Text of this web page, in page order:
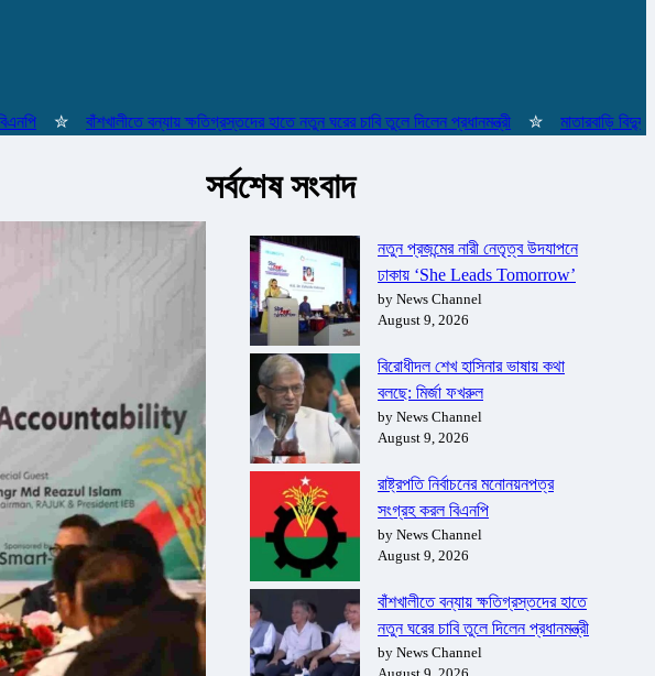
✮ বাঁশখালীতে বন্যায় ক্ষতিগ্রস্তদের হাতে নতুন ঘরের চাবি তুলে দিলেন প্রধানমন্ত্রী ✮ মাতারবাড়ি
সর্বশেষ সংবাদ
নতুন প্রজন্মের নারী নেতৃত্ব উদযাপনে
ঢাকায় ‘She Leads Tomorrow’
by News Channel
August 9, 2026
বিরোধীদল শেখ হাসিনার ভাষায় কথা
বলছে: মির্জা ফখরুল
by News Channel
August 9, 2026
রাষ্ট্রপতি নির্বাচনের মনোনয়নপত্র
সংগ্রহ করল বিএনপি
by News Channel
August 9, 2026
বাঁশখালীতে বন্যায় ক্ষতিগ্রস্তদের হাতে
নতুন ঘরের চাবি তুলে দিলেন প্রধানমন্ত্রী
by News Channel